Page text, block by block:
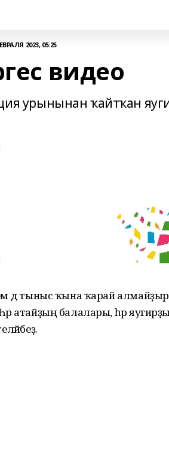
2023, 05:25
видео
урынынан ҡайтҡан
дә тыныс ҡына ҡарай алмайҙыр.
атайҙың балалары, һәр